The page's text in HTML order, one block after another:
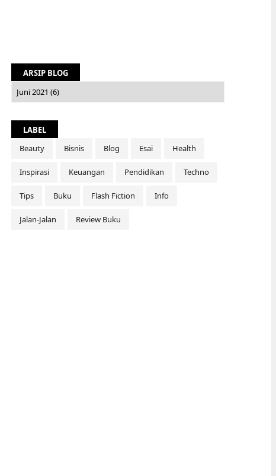
ARSIP BLOG
LABEL
Beauty
Bisnis Blog Esai Health
Inspirasi Keuangan Pendidikan Techno
Tips Buku Flash Fiction Info
Jalan-Jalan Review Buku